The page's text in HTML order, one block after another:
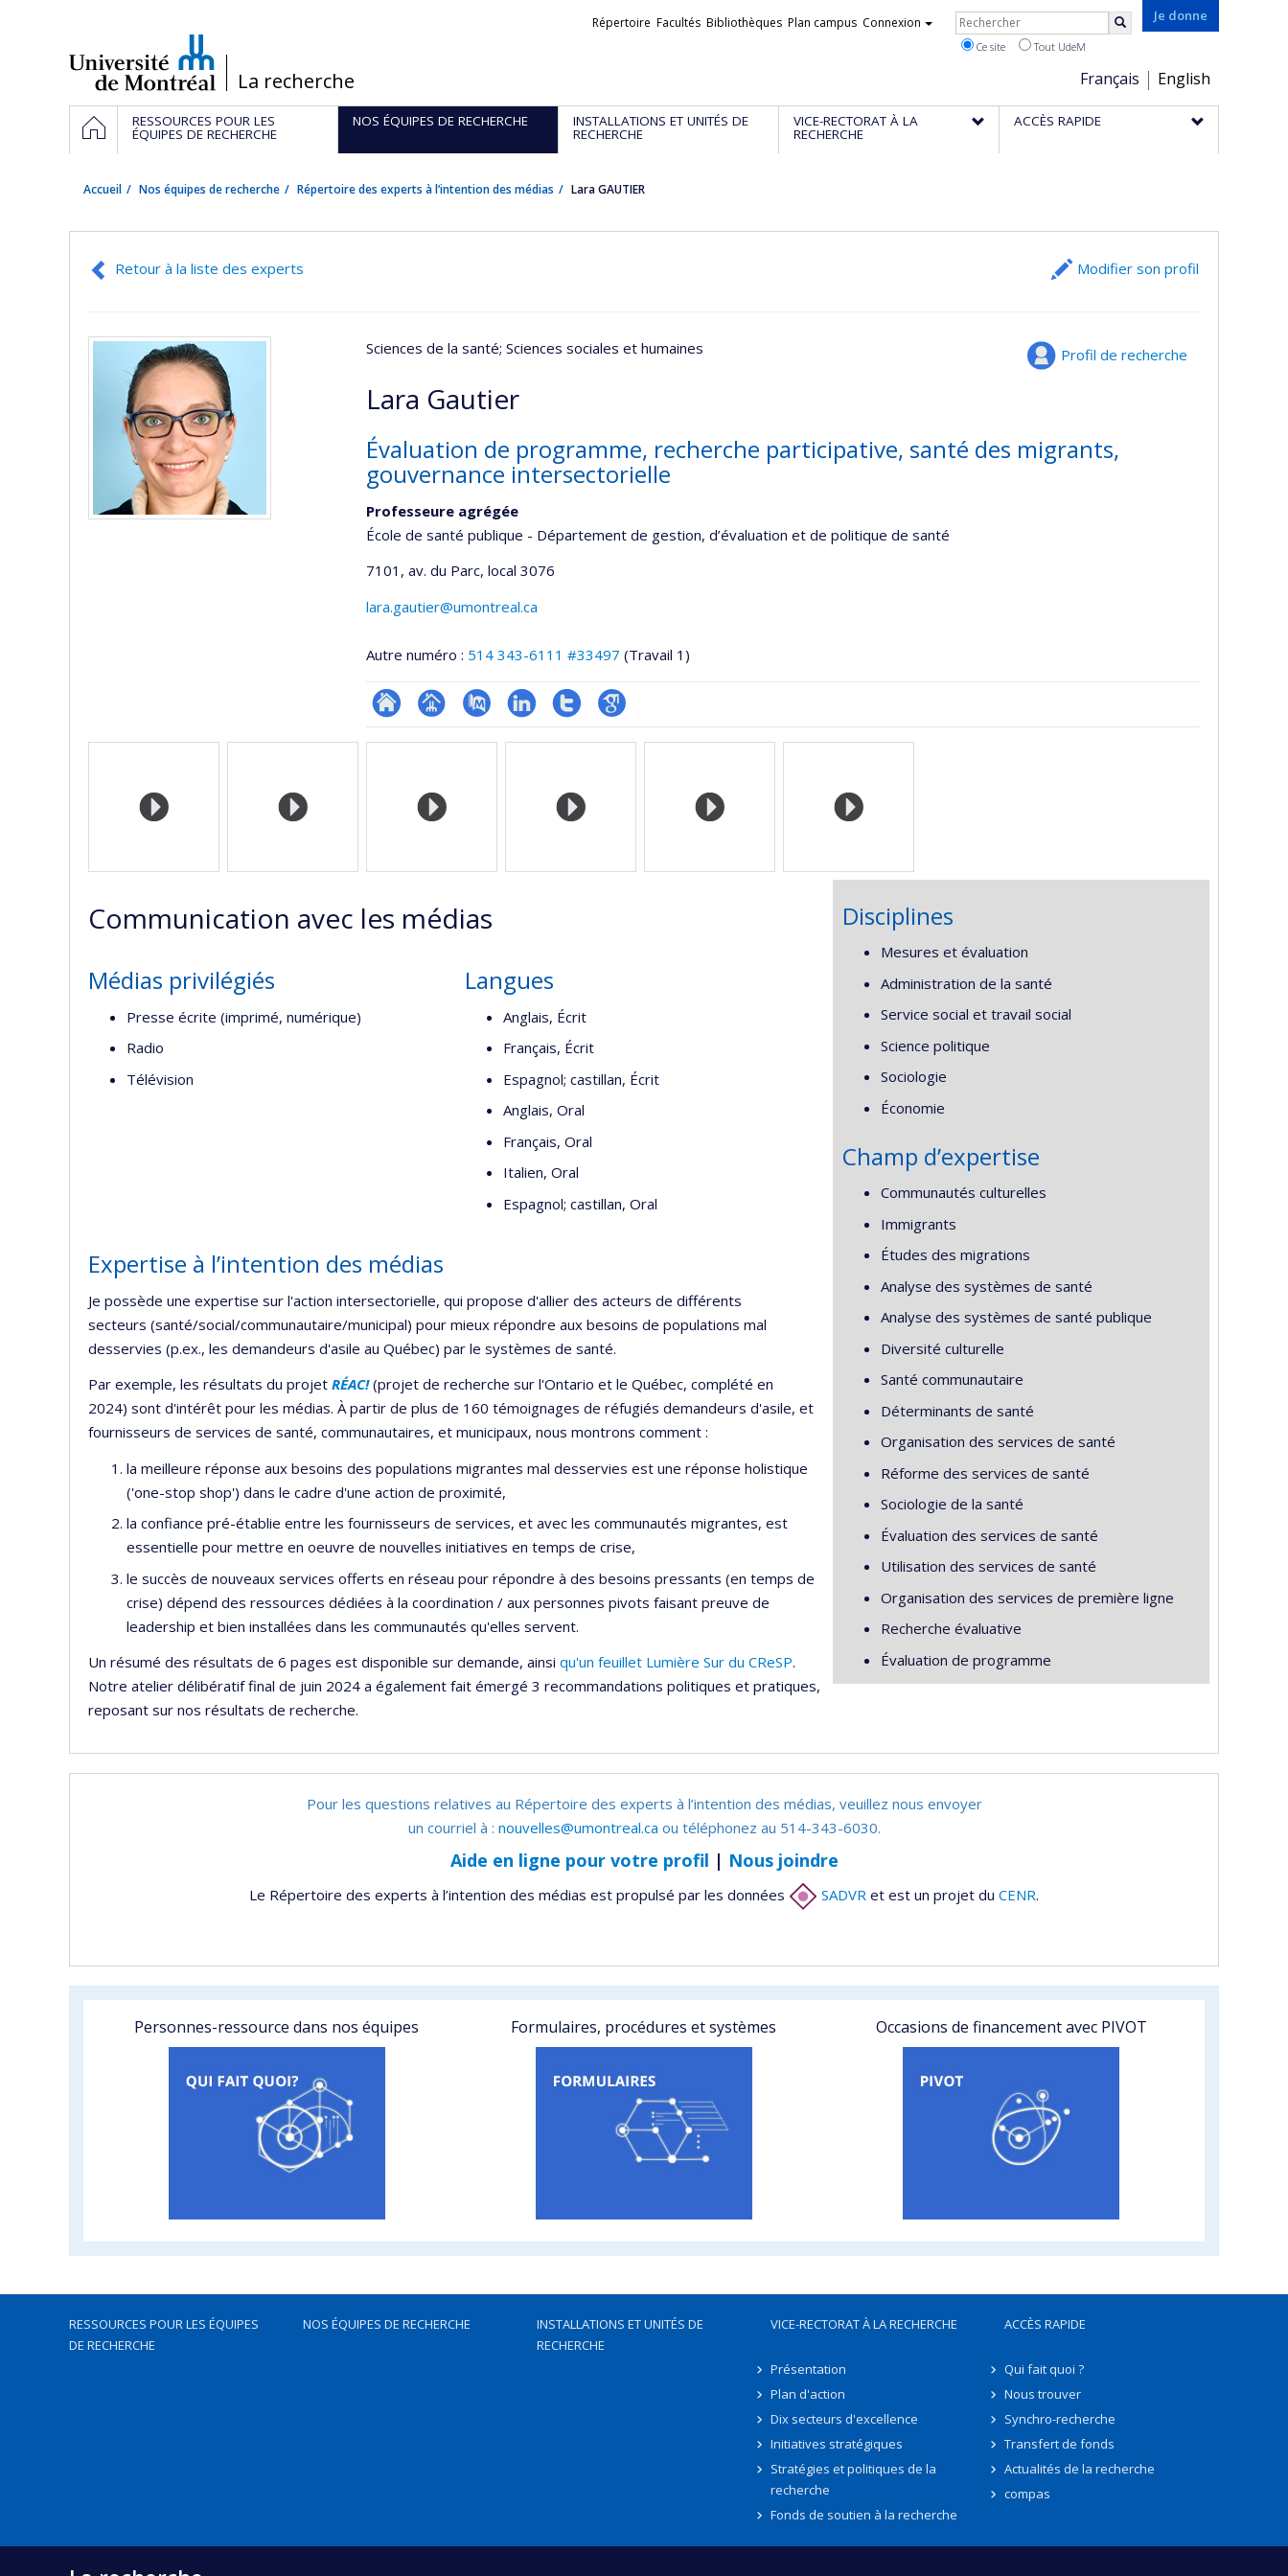
/La recherche
Je donne
Choix
de
la
Français English
Liens
Répertoire Facultés Bibliothèques Plan campus Connexion Rechercher
Ce site Tout UdeM
Navigation
principale
ACCUEILRESSOURCES POUR LES
ÉQUIPES DE RECHERCHE
NOS ÉQUIPES DE RECHERCHE INSTALLATIONS ET UNITÉS DE
RECHERCHE
VICE-RECTORAT À LA
RECHERCHE
ACCÈS RAPIDE
Accueil Nos équipes de recherche Répertoire des experts à l’intention des médias Lara GAUTIER
Retour à la liste des experts Modifier son profil
Profil de recherche
Sciences de la santé; Sciences sociales et humaines
Lara Gautier
Évaluation de programme, recherche participative, santé des migrants,
gouvernance intersectorielle
Professeure agrégée
École de santé publique - Département de gestion, d’évaluation et de politique de santé
7101, av. du Parc, local 3076
lara.gautier@umontreal.ca
Autre numéro : 514 343-6111 #33497 (Travail 1)
ResearchGate
Page PubMedLinkedInCompteGoogle
Médias
Communication avec les médias
Médias privilégiés
Presse écrite (imprimé, numérique)
Radio
Télévision
Langues
Anglais, Écrit
Français, Écrit
Espagnol; castillan, Écrit
Anglais, Oral
Français, Oral
Italien, Oral
Espagnol; castillan, Oral
Expertise à l’intention des médias
Je possède une expertise sur l'action intersectorielle, qui propose d'allier des acteurs de différents
secteurs (santé/social/communautaire/municipal) pour mieux répondre aux besoins de populations mal
desservies (p.ex., les demandeurs d'asile au Québec) par le systèmes de santé.
Par exemple, les résultats du projet RÉAC! (projet de recherche sur l'Ontario et le Québec, complété en
2024) sont d'intérêt pour les médias. À partir de plus de 160 témoignages de réfugiés demandeurs d'asile, et
fournisseurs de services de santé, communautaires, et municipaux, nous montrons comment :
la meilleure réponse aux besoins des populations migrantes mal desservies est une réponse holistique
('one-stop shop') dans le cadre d'une action de proximité,
la confiance pré-établie entre les fournisseurs de services, et avec les communautés migrantes, est
essentielle pour mettre en oeuvre de nouvelles initiatives en temps de crise,
le succès de nouveaux services offerts en réseau pour répondre à des besoins pressants (en temps de
crise) dépend des ressources dédiées à la coordination / aux personnes pivots faisant preuve de
leadership et bien installées dans les communautés qu'elles servent.
Un résumé des résultats de 6 pages est disponible sur demande, ainsi qu'un feuillet Lumière Sur du CReSP.
Notre atelier délibératif final de juin 2024 a également fait émergé 3 recommandations politiques et pratiques,
reposant sur nos résultats de recherche.
Disciplines
Mesures et évaluation
Administration de la santé
Service social et travail social
Science politique
Sociologie
Économie
Champ d’expertise
Communautés culturelles
Immigrants
Études des migrations
Analyse des systèmes de santé
Analyse des systèmes de santé publique
Diversité culturelle
Santé communautaire
Déterminants de santé
Organisation des services de santé
Réforme des services de santé
Sociologie de la santé
Évaluation des services de santé
Utilisation des services de santé
Organisation des services de première ligne
Recherche évaluative
Évaluation de programme
Pour les questions relatives au Répertoire des experts à l’intention des médias, veuillez nous envoyer
un courriel à : nouvelles@umontreal.ca ou téléphonez au 514-343-6030.
Aide en ligne pour votre profil | Nous joindre
Le Répertoire des experts à l’intention des médias est propulsé par les données SADVR et est un projet du CENR.
Personnes-ressource dans nos équipes Formulaires, procédures et systèmes Occasions de financement avec PIVOT
RESSOURCES POUR LES ÉQUIPES
DE RECHERCHE
NOS ÉQUIPES DE RECHERCHE
INSTALLATIONS ET UNITÉS DE
RECHERCHE
VICE-RECTORAT À LA RECHERCHE
Présentation
Plan d'action
Dix secteurs d'excellence
Initiatives stratégiques
Stratégies et politiques de la
recherche
Fonds de soutien à la recherche
ACCÈS RAPIDE
Qui fait quoi ?
Nous trouver
Synchro-recherche
Transfert de fonds
Actualités de la recherche
compas